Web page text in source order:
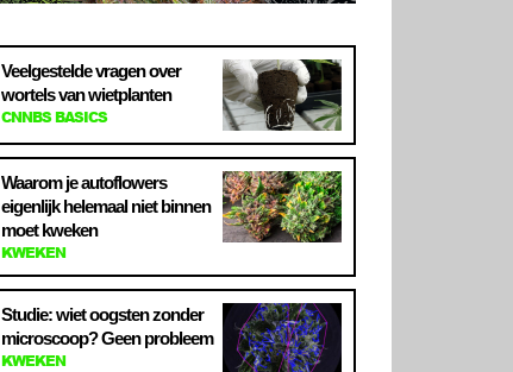
Veelgestelde vragen over
wortels van wietplanten
CNNBS BASICS
Waarom je autoflowers
eigenlijk helemaal niet binnen
moet kweken
KWEKEN
Studie: wiet oogsten zonder
microscoop? Geen probleem
KWEKEN